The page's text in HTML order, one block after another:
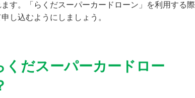
す。「らくだスーパーカードローン」を利用する際
し込むようにしましょう。
くだスーパーカードロー